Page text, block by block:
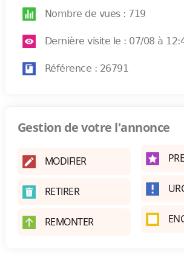
Nombre de vues : 719
Dernière visite le : 07/08 à
Référence : 26791
Gestion de votre l'annonce
MODIFIER
RETIRER
REMONTER